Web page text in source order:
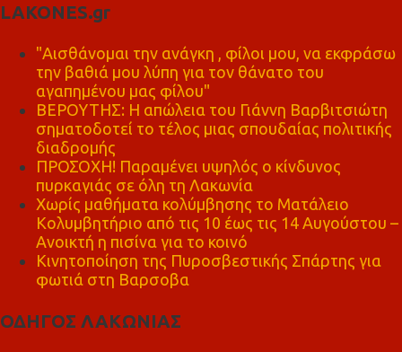
LAKONES.gr
"Αισθάνομαι την ανάγκη , φίλοι μου, να εκφράσω
την βαθιά μου λύπη για τον θάνατο του
αγαπημένου μας φίλου"
ΒΕΡΟΥΤΗΣ: Η απώλεια του Γιάννη Βαρβιτσιώτη
σηματοδοτεί το τέλος μιας σπουδαίας πολιτικής
διαδρομής
ΠΡΟΣΟΧΗ! Παραμένει υψηλός ο κίνδυνος
πυρκαγιάς σε όλη τη Λακωνία
Χωρίς μαθήματα κολύμβησης το Ματάλειο
Κολυμβητήριο από τις 10 έως τις 14 Αυγούστου –
Ανοικτή η πισίνα για το κοινό
Κινητοποίηση της Πυροσβεστικής Σπάρτης για
φωτιά στη Βαρσοβα
ΟΔΗΓΟΣ ΛΑΚΩΝΙΑΣ